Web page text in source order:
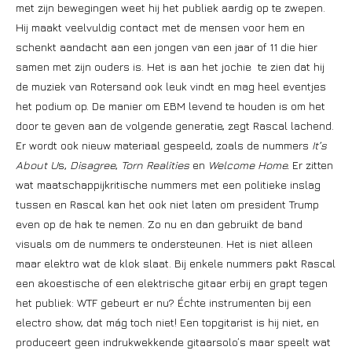
met zijn bewegingen weet hij het publiek aardig op te zwepen.
Hij maakt veelvuldig contact met de mensen voor hem en
schenkt aandacht aan een jongen van een jaar of 11 die hier
samen met zijn ouders is. Het is aan het jochie te zien dat hij
de muziek van Rotersand ook leuk vindt en mag heel eventjes
het podium op. De manier om EBM levend te houden is om het
door te geven aan de volgende generatie, zegt Rascal lachend.
Er wordt ook nieuw materiaal gespeeld, zoals de nummers It’s
About Us, Disagree, Torn Realities en Welcome Home. Er zitten
wat maatschappijkritische nummers met een politieke inslag
tussen en Rascal kan het ook niet laten om president Trump
even op de hak te nemen. Zo nu en dan gebruikt de band
visuals om de nummers te ondersteunen. Het is niet alleen
maar elektro wat de klok slaat. Bij enkele nummers pakt Rascal
een akoestische of een elektrische gitaar erbij en grapt tegen
het publiek: WTF gebeurt er nu? Échte instrumenten bij een
electro show, dat mág toch niet! Een topgitarist is hij niet, en
produceert geen indrukwekkende gitaarsolo’s maar speelt wat